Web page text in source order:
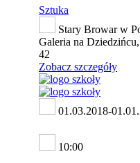
Sztuka
Stary Browar w
Galeria na
42
Zobacz szczegóły
01.03.2018-
10:00